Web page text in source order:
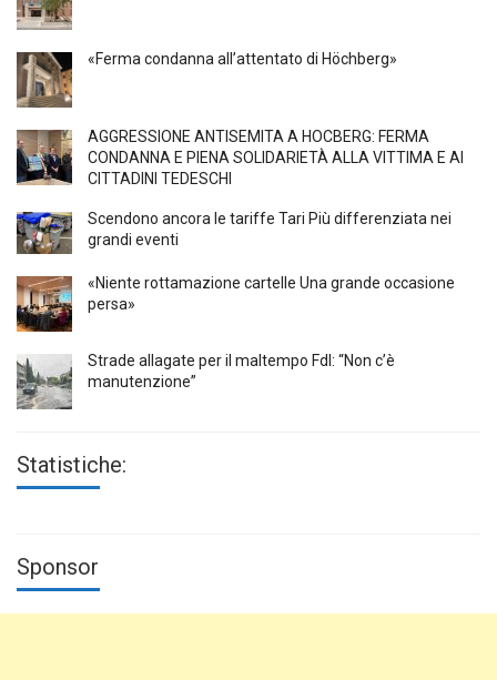
«Ferma condanna all’attentato di Höchberg»
AGGRESSIONE ANTISEMITA A HÖCBERG: FERMA
CONDANNA E PIENA SOLIDARIETÀ ALLA VITTIMA E AI
CITTADINI TEDESCHI
Scendono ancora le tariffe Tari Più differenziata nei
grandi eventi
«Niente rottamazione cartelle Una grande occasione
persa»
Strade allagate per il maltempo FdI: “Non c’è
manutenzione”
Statistiche:
Sponsor